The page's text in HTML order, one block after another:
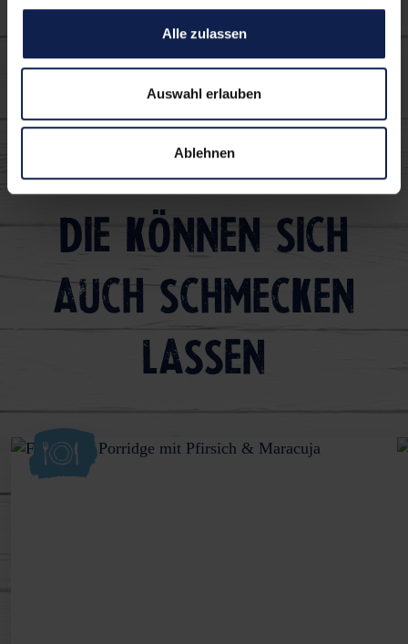
Alle zulassen
Auswahl erlauben
Ablehnen
Sylter
Die können sich
auch schmecken
lassen